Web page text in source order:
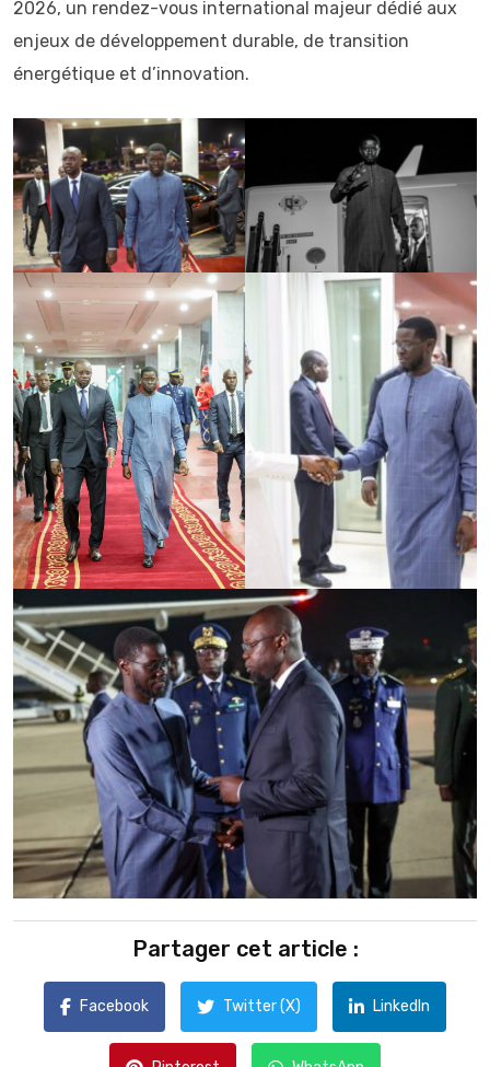
2026, un rendez-vous international majeur dédié aux
enjeux de développement durable, de transition
énergétique et d’innovation.
Partager cet article :
Facebook Twitter (X) LinkedIn